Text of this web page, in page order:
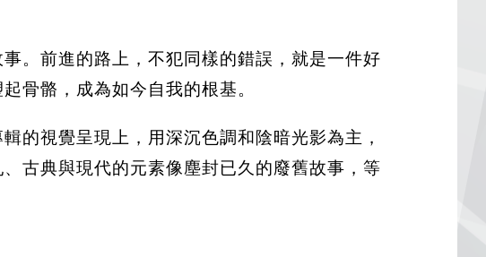
。前進的路上，不犯同樣的錯誤，就是一件好
骨骼，成為如今自我的根基。
的視覺呈現上，用深沉色調和陰暗光影為主，
古典與現代的元素像塵封已久的廢舊故事，等